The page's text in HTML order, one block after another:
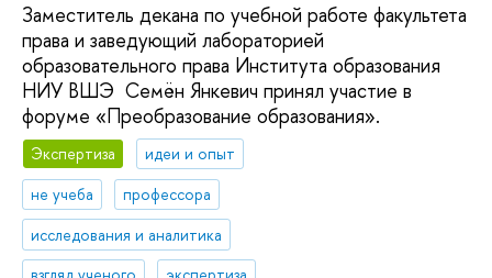
Заместитель декана по учебной работе факультета
права и заведующий лабораторией
образовательного права Института образования
НИУ ВШЭ Семён Янкевич принял участие в
форуме «Преобразование образования».
Экспертиза
идеи и опыт
не учеба
профессора
исследования и аналитика